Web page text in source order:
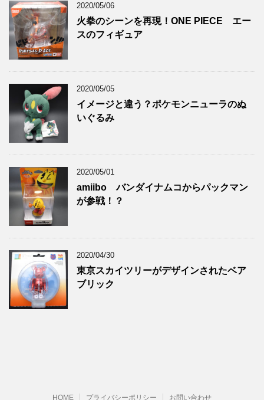
2020/05/06
火拳のシーンを再現！ONE PIECE エー
スのフィギュア
2020/05/05
イメージと違う？ポケモンニューラのぬ
いぐるみ
2020/05/01
amiibo バンダイナムコからパックマン
が参戦！？
2020/04/30
東京スカイツリーがデザインされたベア
ブリック
HOME プライバシーポリシー お問い合わせ